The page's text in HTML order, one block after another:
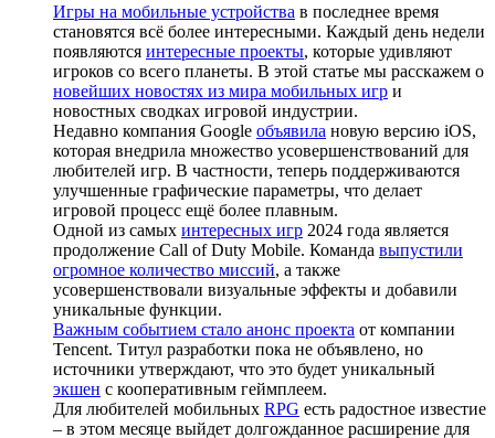
Игры на мобильные устройства в последнее время
становятся всё более интересными. Каждый день недели
появляются интересные проекты, которые удивляют
игроков со всего планеты. В этой статье мы расскажем о
новейших новостях из мира мобильных игр и
новостных сводках игровой индустрии.
Недавно компания Google объявила новую версию iOS,
которая внедрила множество усовершенствований для
любителей игр. В частности, теперь поддерживаются
улучшенные графические параметры, что делает
игровой процесс ещё более плавным.
Одной из самых интересных игр 2024 года является
продолжение Call of Duty Mobile. Команда выпустили
огромное количество миссий, а также
усовершенствовали визуальные эффекты и добавили
уникальные функции.
Важным событием стало анонс проекта от компании
Tencent. Титул разработки пока не объявлено, но
источники утверждают, что это будет уникальный
экшен с кооперативным геймплеем.
Для любителей мобильных RPG есть радостное известие
– в этом месяце выйдет долгожданное расширение для